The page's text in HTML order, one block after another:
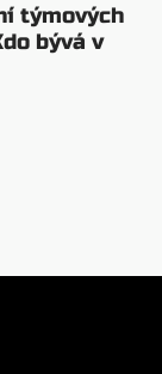
týmových
bývá v